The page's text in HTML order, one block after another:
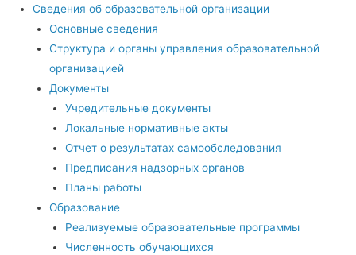
Сведения об образовательной организации
Основные сведения
Структура и органы управления образовательной
организацией
Документы
Учредительные документы
Локальные нормативные акты
Отчет о результатах самообследования
Предписания надзорных органов
Планы работы
Образование
Реализуемые образовательные программы
Численность обучающихся